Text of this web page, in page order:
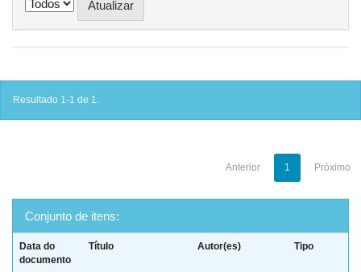
Resultado 1-1 de 1.
Anterior 1 Próximo
Conjunto de itens:
Data do
documento
Título Autor(es) Tipo